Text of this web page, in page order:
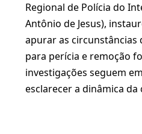
Regional de Polícia do
Antônio de Jesus),
apurar as circunstâncias
para perícia e remoção
investigações seguem
esclarecer a dinâmica da